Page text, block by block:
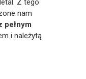
Z tego
nam
pełnym
i należytą